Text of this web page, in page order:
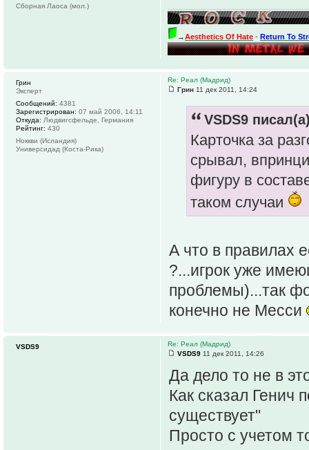
→Aesthetics Of Hate - Return To
Сборная Лаоса (мол.)
Re: Реал (Мадрид)
Грин 11 дек 2011, 14:24
VSDS9
Карточка за
срывал,
фигуру в
таком случаи
А что в правилах
?...игрок уже
проблемы)...так
конечно не Месси
Грин
Эксперт
Сообщений: 4381
Зарегистрирован: 07 май 2006, 14:11
Откуда: Людвигсфельде, Германия
Рейтинг: 430
Ноккви (Исландия)
Универсидад (Коста-Рика)
Re: Реал (Мадрид)
VSDS9 11 дек 2011, 14:26
Да дело то не в
Как сказал Генич
существует"
Просто с учетом
VSDS9